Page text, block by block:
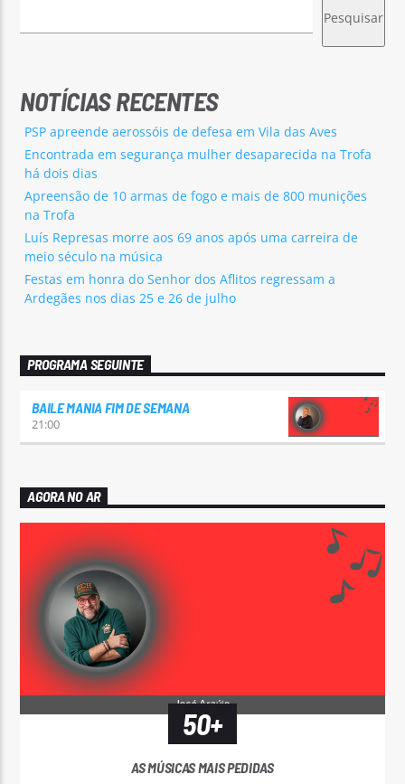
Pesquisar
NOTÍCIAS RECENTES
PSP apreende aerossóis de defesa em Vila das Aves
Encontrada em segurança mulher desaparecida na Trofa
há dois dias
Apreensão de 10 armas de fogo e mais de 800 munições
na Trofa
Luís Represas morre aos 69 anos após uma carreira de
meio século na música
Festas em honra do Senhor dos Aflitos regressam a
Ardegães nos dias 25 e 26 de julho
PROGRAMA SEGUINTE
BAILE MANIA FIM DE SEMANA
21:00
AGORA NO AR
50+
AS MÚSICAS MAIS PEDIDAS